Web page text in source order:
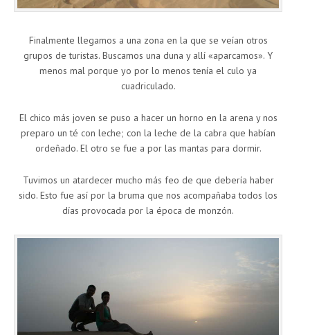
Finalmente llegamos a una zona en la que se veían otros
grupos de turistas. Buscamos una duna y allí «aparcamos». Y
menos mal porque yo por lo menos tenía el culo ya
cuadriculado.
El chico más joven se puso a hacer un horno en la arena y nos
preparo un té con leche; con la leche de la cabra que habían
ordeñado. El otro se fue a por las mantas para dormir.
Tuvimos un atardecer mucho más feo de que debería haber
sido. Esto fue así por la bruma que nos acompañaba todos los
días provocada por la época de monzón.